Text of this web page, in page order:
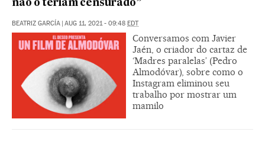
não o teriam censurado”
BEATRIZ GARCÍA AUG 11, 2021 - 09:48 EDT
Conversamos com Javier
Jaén, o criador do cartaz de
‘Madres paralelas’ (Pedro
Almodóvar), sobre como o
Instagram eliminou seu
trabalho por mostrar um
mamilo